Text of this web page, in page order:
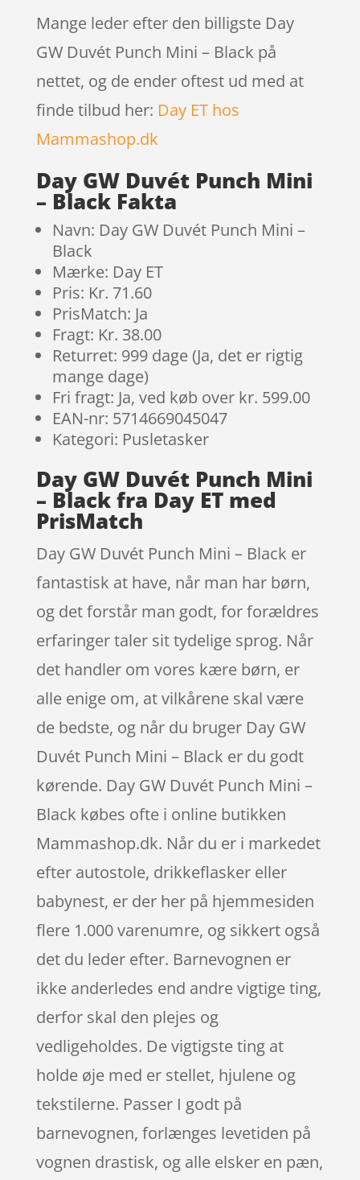
Mange leder efter den billigste Day
GW Duvét Punch Mini – Black på
nettet, og de ender oftest ud med at
finde tilbud her: Day ET hos
Mammashop.dk
Day GW Duvét Punch Mini
– Black Fakta
Navn: Day GW Duvét Punch Mini –
Black
Mærke: Day ET
Pris: Kr. 71.60
PrisMatch: Ja
Fragt: Kr. 38.00
Returret: 999 dage (Ja, det er rigtig
mange dage)
Fri fragt: Ja, ved køb over kr. 599.00
EAN-nr: 5714669045047
Kategori: Pusletasker
Day GW Duvét Punch Mini
– Black fra Day ET med
PrisMatch
Day GW Duvét Punch Mini – Black er
fantastisk at have, når man har børn,
og det forstår man godt, for forældres
erfaringer taler sit tydelige sprog. Når
det handler om vores kære børn, er
alle enige om, at vilkårene skal være
de bedste, og når du bruger Day GW
Duvét Punch Mini – Black er du godt
kørende. Day GW Duvét Punch Mini –
Black købes ofte i online butikken
Mammashop.dk. Når du er i markedet
efter autostole, drikkeflasker eller
babynest, er der her på hjemmesiden
flere 1.000 varenumre, og sikkert også
det du leder efter. Barnevognen er
ikke anderledes end andre vigtige ting,
derfor skal den plejes og
vedligeholdes. De vigtigste ting at
holde øje med er stellet, hjulene og
tekstilerne. Passer I godt på
barnevognen, forlænges levetiden på
vognen drastisk, og alle elsker en pæn,